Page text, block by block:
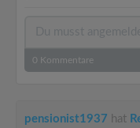
0 Kommentare
pensionist1937 hat